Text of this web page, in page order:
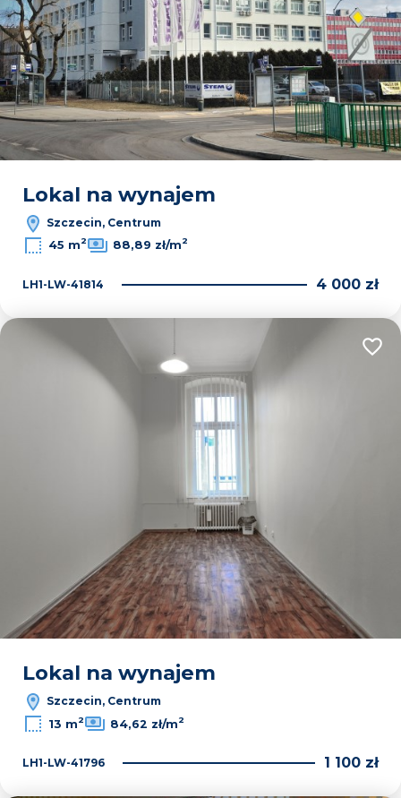
Lokal na wynajem
Szczecin, Centrum
45 m2 88,89 zł/m2
LH1-LW-41814 4 000 zł
Lokal na wynajem
Szczecin, Centrum
13 m2 84,62 zł/m2
LH1-LW-41796 1 100 zł